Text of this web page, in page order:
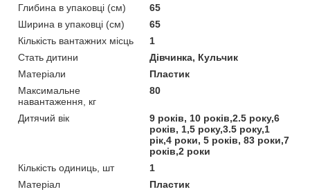
Глибина в упаковці (см)
65
Ширина в упаковці (см)
65
Кількість вантажних місць
1
Стать дитини
Дівчинка, Кульчик
Матеріали
Пластик
Максимальне
навантаження, кг
80
Дитячий вік
9 років, 10 років,2.5 року,6
років, 1,5 року,3.5 року,1
рік,4 роки, 5 років, 83 роки,7
років,2 роки
Кількість одиниць, шт
1
Матеріал
Пластик